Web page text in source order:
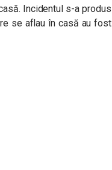
Incidentul s-a produs
se aflau în casă au fost